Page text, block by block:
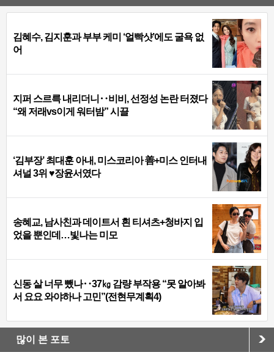
김혜수, 김지훈과 부부 케미 ‘얼빡샷’에도 굴욕 없
어
지퍼 스르륵 내리더니‥비비, 선정성 논란 터졌다
“왜 저래vs이게 워터밤” 시끌
‘김부장’ 최대훈 아내, 미스코리아 善+미스 인터내
셔널 3위 ♥장윤서였다
송혜교, 남사친과 데이트서 흰 티셔츠+청바지 입
었을 뿐인데…빛나는 미모
신동 살 너무 뺐나‥37㎏ 감량 부작용 “못 알아봐
서 요요 와야하나 고민”(전현무계획4)
많이 본 포토